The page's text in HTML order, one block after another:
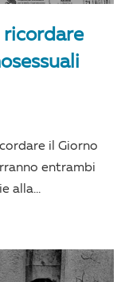
ricordare
il Giorno
entrambi
alla...